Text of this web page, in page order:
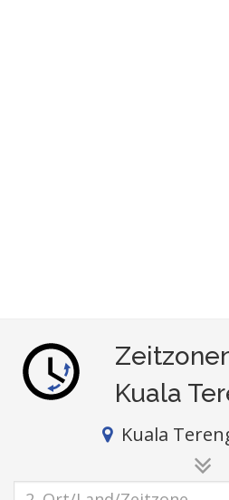
Kuala
Kuala